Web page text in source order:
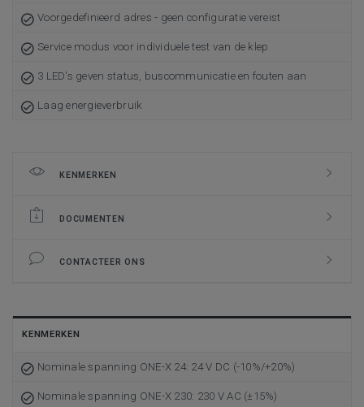
Voorgedefinieerd adres - geen configuratie vereist
Service modus voor individuele test van de klep
3 LED's geven status, buscommunicatie en fouten aan
Laag energieverbruik
KENMERKEN
DOCUMENTEN
CONTACTEER ONS
KENMERKEN
Nominale spanning ONE-X 24: 24 V DC (-10%/+20%)
Nominale spanning ONE-X 230: 230 V AC (±15%)